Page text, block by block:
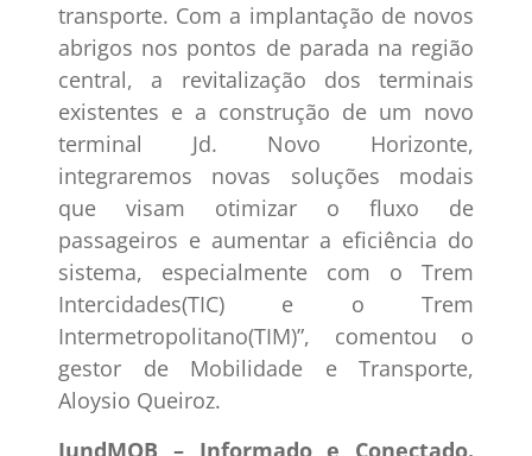
transporte. Com a implantação de novos
abrigos nos pontos de parada na região
central, a revitalização dos terminais
existentes e a construção de um novo
terminal Jd. Novo Horizonte,
integraremos novas soluções modais
que visam otimizar o fluxo de
passageiros e aumentar a eficiência do
sistema, especialmente com o Trem
Intercidades(TIC) e o Trem
Intermetropolitano(TIM)”, comentou o
gestor de Mobilidade e Transporte,
Aloysio Queiroz.
JundMOB – Informado e Conectado.